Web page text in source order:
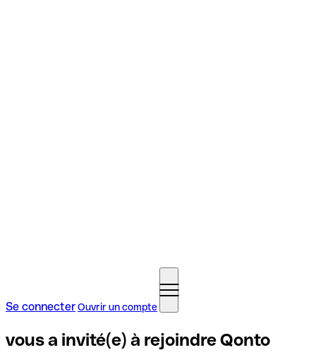
Se connecterOuvrir un compte
vous a invité(e) à rejoindre Qonto